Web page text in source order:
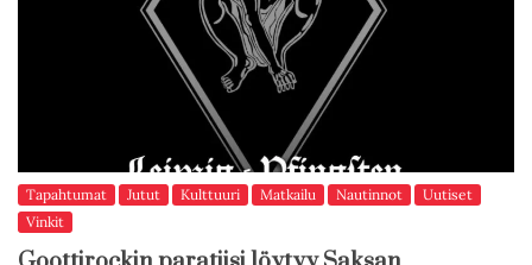
Tapahtumat Jutut Kulttuuri Matkailu Nautinnot
Uutiset
Vinkit